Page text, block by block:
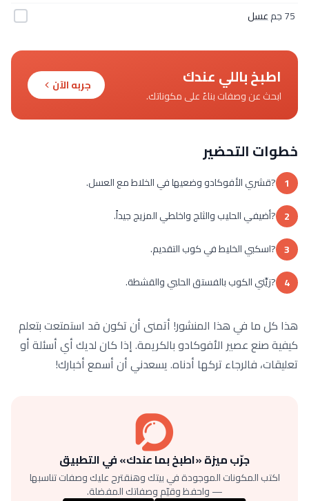
75 جم
عسل
اطبخ باللي عندك
ابحث عن وصفات بناءً على مكوناتك.
جربه الآن
خطوات التحضير
1 ?قشري الأفوكادو وضعيها في الخلاط مع العسل.
2 ?أضيفي الحليب والثلج واخلطي المزيج جيداً.
3 ?اسكبي الخليط في كوب التقديم.
4 ?زيِّني الكوب بالفستق الحلبي والقشطة.
هذا كل ما في هذا المنشور! أتمنى أن تكون قد استمتعت بتعلم
كيفية صنع عصير الأفوكادو بالكريمة. إذا كان لديك أي أسئلة أو
تعليقات، فالرجاء تركها أدناه. يسعدني أن أسمع أخبارك!
جرّب ميزة «اطبخ بما عندك» في التطبيق
اكتب المكونات الموجودة في بيتك وهنقترح عليك وصفات تناسبها
— واحفظ وقيّم وصفاتك المفضلة.